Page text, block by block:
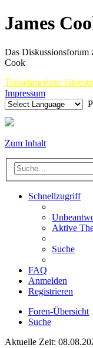
James
Das Diskussionsforum
Cook
Teilnehmerliste
Impressum
Zum Inhalt
Schnellzugriff
Aktive
Suche
FAQ
Anmelden
Registrieren
Foren-Übersicht
Suche
Aktuelle Zeit: